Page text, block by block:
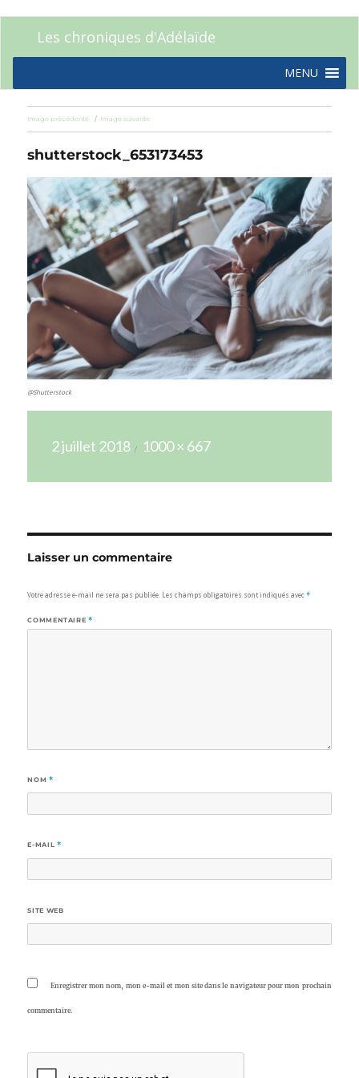
Les chroniques d'Adélaïde
MENU
Image précédente Image suivante
shutterstock_653173453
@Shutterstock
le
2 juillet 2018
réelle
1000 × 667
Laisser un commentaire
Votre adresse e-mail ne sera pas publiée. Les champs obligatoires sont indiqués avec*
COMMENTAIRE *
NOM *
E-MAIL *
SITE WEB
Enregistrer mon nom, mon e-mail et mon site dans le navigateur pour mon prochain
commentaire.